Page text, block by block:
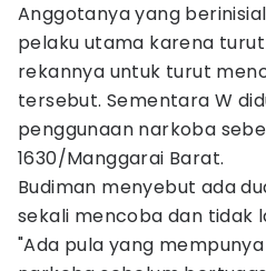
Anggotanya yang
pelaku utama karena
rekannya untuk turut
tersebut. Sementara W
penggunaan narkoba
1630/Manggarai Barat.
Budiman menyebut ada
sekali mencoba dan tidak
"Ada pula yang